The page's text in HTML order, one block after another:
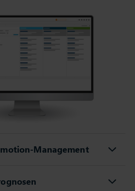
Management